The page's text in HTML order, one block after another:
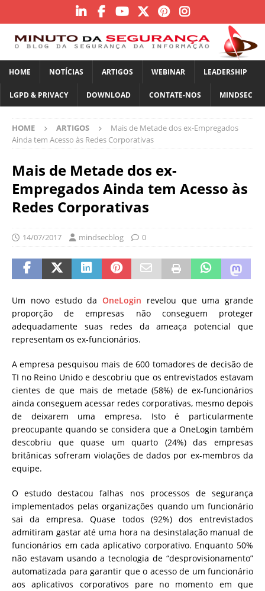
HOME NOTÍCIAS ARTIGOS WEBINAR LEADERSHIP
LGPD & PRIVACY DOWNLOAD CONTATE-NOS MINDSEC
HOME ARTIGOS
Mais de Metade dos ex-Empregados
Ainda tem Acesso às Redes Corporativas
Mais de Metade dos ex-
Empregados Ainda tem Acesso às
Redes Corporativas
14/07/2017 mindsecblog 0
Um novo estudo da OneLogin revelou que uma grande
proporção de empresas não conseguem proteger
adequadamente suas redes da ameaça potencial que
representam os ex-funcionários.
A empresa pesquisou mais de 600 tomadores de decisão de
TI no Reino Unido e descobriu que os entrevistados estavam
cientes de que mais de metade (58%) de ex-funcionários
ainda conseguem acessar redes corporativas, mesmo depois
de deixarem uma empresa.
Isto é particularmente
preocupante quando se considera que a OneLogin também
descobriu que quase um quarto (24%) das empresas
britânicas sofreram violações de dados por ex-membros da
equipe.
O estudo destacou falhas nos processos de segurança
implementados pelas organizações quando um funcionário
sai da empresa.
Quase todos (92%) dos entrevistados
admitiram gastar até uma hora na desinstalação manual de
funcionários em cada aplicativo corporativo. Enquanto 50%
não estavam usando a tecnologia de “desprovisionamento”
automatizada para garantir que o acesso de um funcionário
aos aplicativos corporativos pare no momento em que